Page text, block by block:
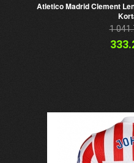
Atletico Madrid Clement
1